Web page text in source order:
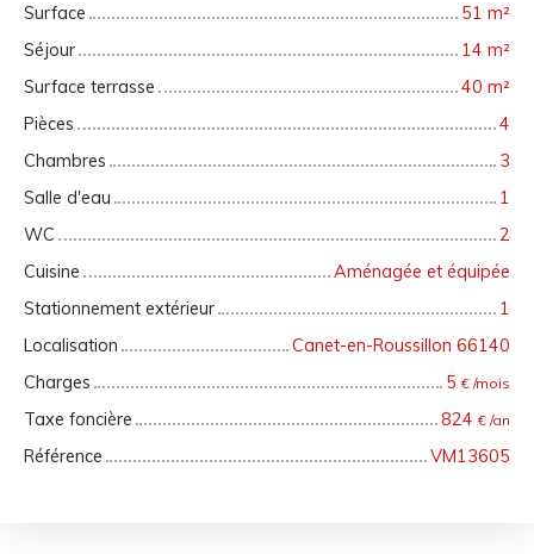
Surface
51 m²
Séjour
14 m²
Surface terrasse
40 m²
Pièces
4
Chambres
3
Salle d'eau
1
WC
2
Cuisine
Aménagée et équipée
Stationnement extérieur
1
Localisation
Canet-en-Roussillon 66140
Charges
5€ /mois
Taxe foncière 824€ /an
Référence VM13605